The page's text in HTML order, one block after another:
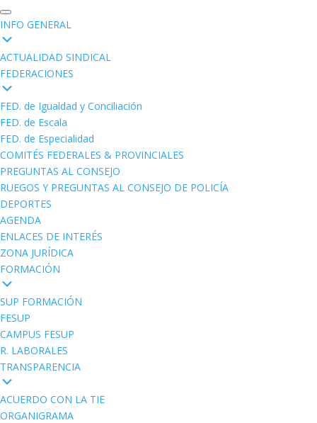
INFO GENERAL
ACTUALIDAD SINDICAL
FEDERACIONES
FED. de Igualdad y Conciliación
FED. de Escala
FED. de Especialidad
COMITÉS FEDERALES & PROVINCIALES
PREGUNTAS AL CONSEJO
RUEGOS Y PREGUNTAS AL CONSEJO DE POLICÍA
DEPORTES
AGENDA
ENLACES DE INTERÉS
ZONA JURÍDICA
FORMACIÓN
SUP FORMACIÓN
FESUP
CAMPUS FESUP
R. LABORALES
TRANSPARENCIA
ACUERDO CON LA TIE
ORGANIGRAMA